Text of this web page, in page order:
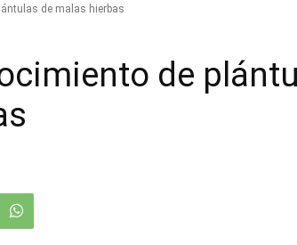
de malas hierbas
de